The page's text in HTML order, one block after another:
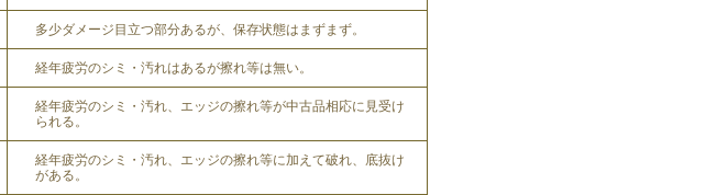
多少ダメージ目立つ部分あるが、保存状態はまずまず。
経年疲労のシミ・汚れはあるが擦れ等は無い。
経年疲労のシミ・汚れ、エッジの擦れ等が中古品相応に見受け
られる。
経年疲労のシミ・汚れ、エッジの擦れ等に加えて破れ、底抜け
がある。